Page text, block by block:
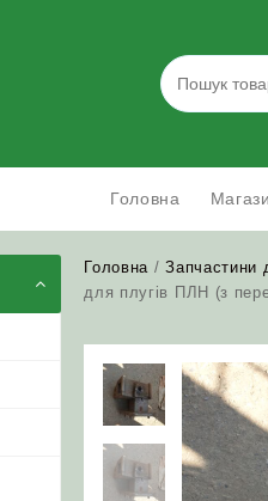
Головна
Головна /Запчастини
для плугів ПЛН (з